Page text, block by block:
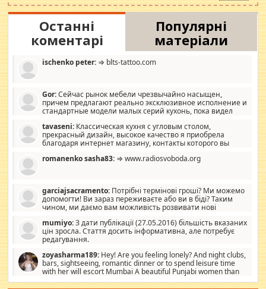
Останні
коментарі
Популярні
матеріали
ischenko peter: ⇒ blts-tattoo.com
Gor:Сейчас рынок мебели чрезвычайно насыщен,
причем предлагают реально эксклюзивное исполнение и
стандартные модели малых серий кухонь, пока видел
стандартные формы, в MebelOk, креативненько и что главное -
со вкусом все в порядке, без ненужных наворотов удорожающих
мебель, а это не последний фактор.
tavaseni: Классическая кухня с угловым столом,
прекрасный дизайн, высокое качество я приобрела
благодаря интернет магазину, контакты которого вы
romanenko sasha83: ⇒ www.radiosvoboda.org
garciajsacramento: Потрібні термінові гроші? Ми можемо
допомогти! Ви зараз переживаєте або ви в біді? Таким
чином, ми даємо вам можливість розвивати нові
допомагати людям, які намагаються дати їм шанс. Кожен
заслуговує на другий шанс, і, оскільки влада не зможе, вони
повинні приймати від інших. Для нас нема багато суми, і зрілість
витрат, а тільки узгоджених сум і нічого іншого. Не чекайте і не
коментуйте цей пост. Введіть суму, яку ви хочете подати, і ми
зв'яжемося з вами з усіма варіантами. зв'яжіться з нами
сьогодні на garciajsacramento@gmail.com Вам потрібні термінові
mumiyo:З дати публікації (27.05.2016) більшість вказаних
цін зросла. Стаття досить інформативна, але потребує
редагування.
zoyasharma189: Hey! Are you feeling lonely? And night clubs,
bars, sightseeing, romantic dinner or to spend leisure time
with her will escort Mumbai A beautiful Punjabi women than
sexy escort companion in arms that you guys feel like 5 star luxury